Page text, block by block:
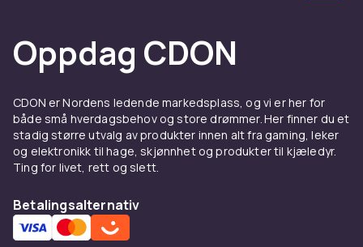
Oppdag CDON
CDON er Nordens ledende markedsplass, og vi er her for
både små hverdagsbehov og store drømmer. Her finner du et
stadig større utvalg av produkter innen alt fra gaming, leker
og elektronikk til hage, skjønnhet og produkter til kjæledyr.
Ting for livet, rett og slett.
Betalingsalternativ